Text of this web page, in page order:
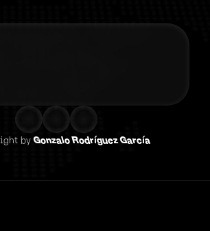
by Gonzalo Rodríguez García